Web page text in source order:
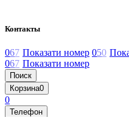
Контакты
067 Показати номер 050
067 Показати номер
Поиск
Корзина0
0
Телефон